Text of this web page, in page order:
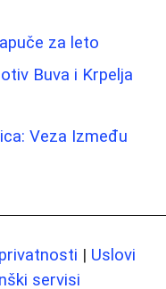
za leto
Buva i Krpelja
Veza Između
| Uslovi
servisi